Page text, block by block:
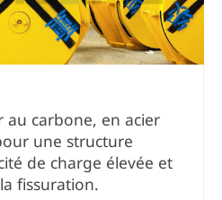
au carbone, en acier
une structure
de charge élevée et
fissuration.